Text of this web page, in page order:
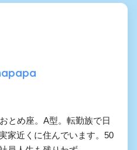
とめ座。A型。転勤族で日
家近くに住んでいます。50